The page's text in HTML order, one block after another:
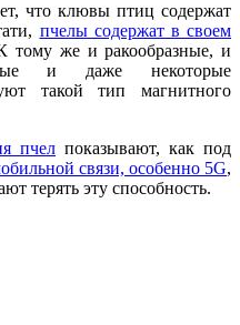
что клювы птиц содержат
пчелы содержат в своем
тому же и ракообразные, и
и даже некоторые
такой тип магнитного
пчел показывают, как под
связи, особенно 5G,
терять эту способность.